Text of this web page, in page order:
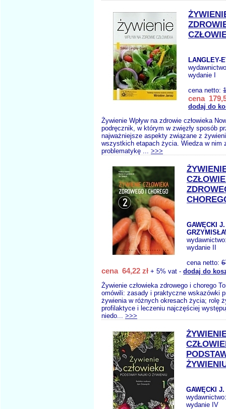
LANGLEY-
wydanie I
cena netto:
cena
dodaj do
Żywienie Wpływ na zdrowie człowieka
podręcznik, w którym w zwięzły sposób
najważniejsze aspekty związane z
wszystkich etapach życia. Wiedza w nim
problematykę ... >>>
GAWĘCKI J.
wydanie II
cena netto:
cena 64,22 zł + 5% vat - dodaj do
Żywienie człowieka zdrowego i chorego
omówili: zasady i praktyczne wskazówki
żywienia w różnych okresach życia; rolę
profilaktyce i leczeniu najczęściej
niedo... >>>
GAWĘCKI J.
wydanie IV